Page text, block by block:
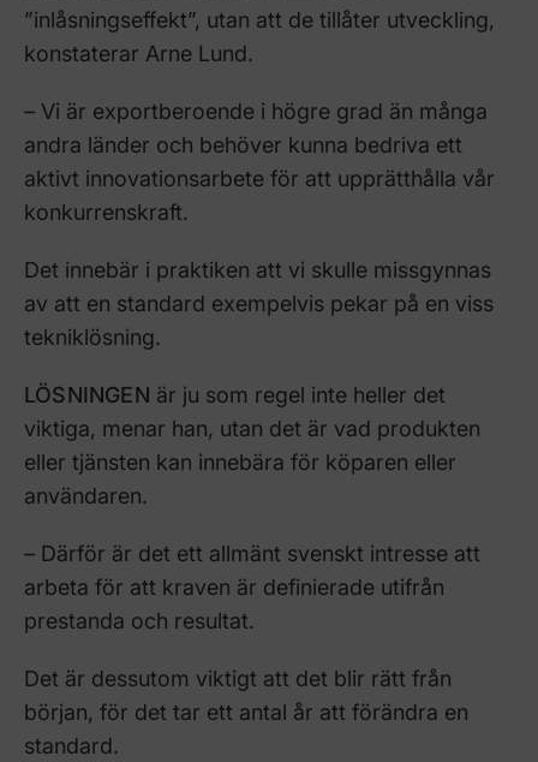
”inlåsningseffekt”, utan att de tillåter utveckling,
konstaterar Arne Lund.
– Vi är exportberoende i högre grad än många
andra länder och behöver kunna bedriva ett
aktivt innovationsarbete för att upprätthålla vår
konkurrenskraft.
Det innebär i praktiken att vi skulle missgynnas
av att en standard exempelvis pekar på en viss
tekniklösning.
LÖSNINGEN är ju som regel inte heller det
viktiga, menar han, utan det är vad produkten
eller tjänsten kan innebära för köparen eller
användaren.
– Därför är det ett allmänt svenskt intresse att
arbeta för att kraven är definierade utifrån
prestanda och resultat.
Det är dessutom viktigt att det blir rätt från
början, för det tar ett antal år att förändra en
standard.